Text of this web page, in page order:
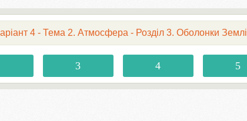
4 - Тема 2. Атмосфера - Розділ 3. Оболонки Землі
3 4 5